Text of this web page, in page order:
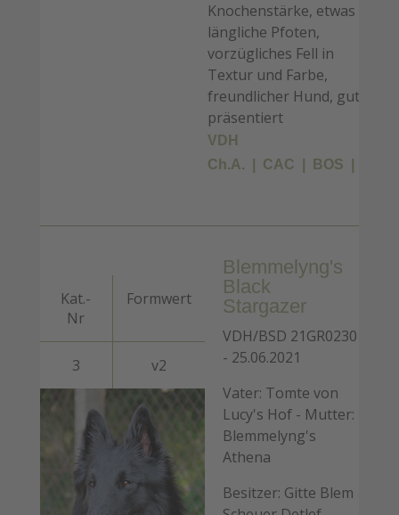
Knochenstärke, etwas
längliche Pfoten,
vorzügliches Fell in
Textur und Farbe,
freundlicher Hund, gut
präsentiert
VDH
Ch.A.
CAC BOS
Kat.-
Nr
Formwert
3 v2
Blemmelyng's
Black
Stargazer
VDH/BSD 21GR0230
- 25.06.2021
Vater: Tomte von
Lucy's Hof - Mutter:
Blemmelyng's
Athena
Besitzer: Gitte Blem